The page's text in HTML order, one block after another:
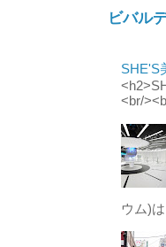
ビバル
SHE'S
<br/
ウム)